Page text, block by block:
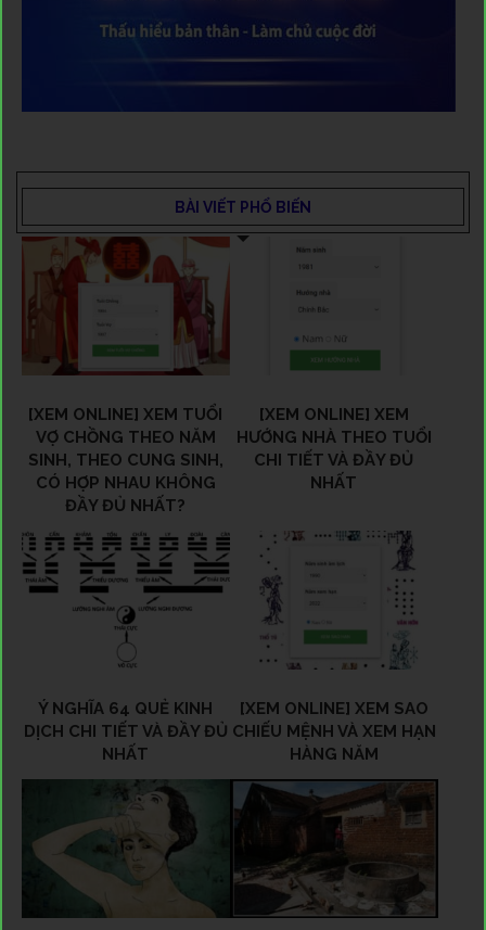
BÀI VIẾT PHỔ BIẾN
[XEM ONLINE] XEM TUỔI
VỢ CHỒNG THEO NĂM
SINH, THEO CUNG SINH,
CÓ HỢP NHAU KHÔNG
ĐẦY ĐỦ NHẤT?
[XEM ONLINE] XEM
HƯỚNG NHÀ THEO TUỔI
CHI TIẾT VÀ ĐẦY ĐỦ
NHẤT
Ý NGHĨA 64 QUẺ KINH
DỊCH CHI TIẾT VÀ ĐẦY ĐỦ
NHẤT
[XEM ONLINE] XEM SAO
CHIẾU MỆNH VÀ XEM HẠN
HÀNG NĂM